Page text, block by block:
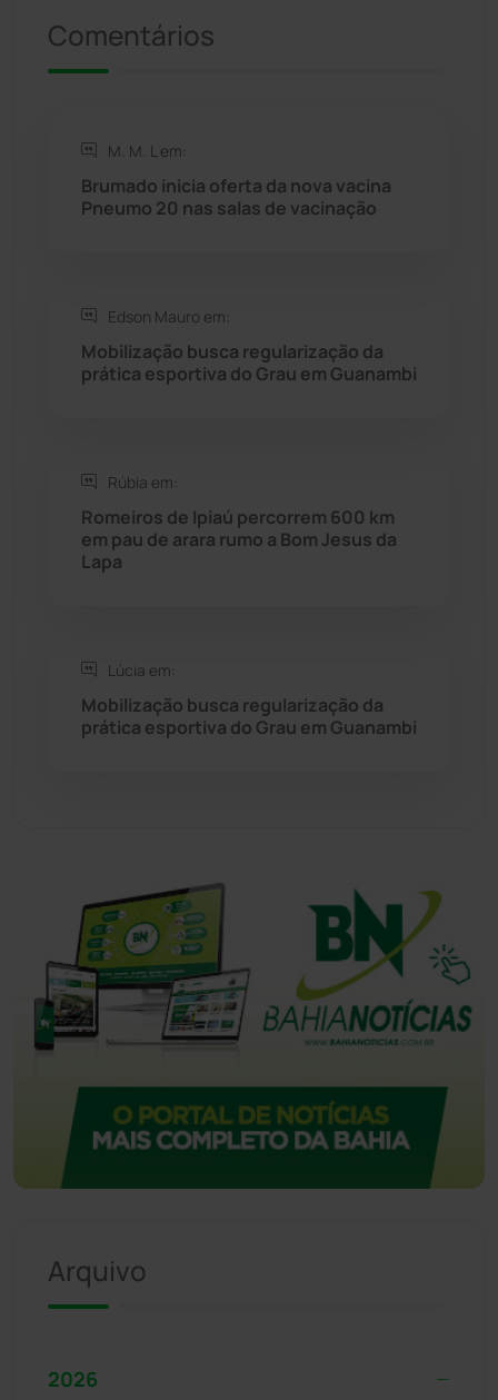
Rio do Antônio
Saúde
Seabra (51)
Sítio do Mato
Sudoeste Baiano (1530)
Tanque Novo
Tecnologia (12)
Comentários
M. M. L em:
Brumado inicia oferta da nova vacina
Pneumo 20 nas salas de vacinação
Edson Mauro em:
Mobilização busca regularização da
prática esportiva do Grau em Guanambi
Rúbia em:
Romeiros de Ipiaú percorrem 600 km
em pau de arara rumo a Bom Jesus da
Lapa
Lúcia em:
Mobilização busca regularização da
prática esportiva do Grau em Guanambi
Arquivo
2026